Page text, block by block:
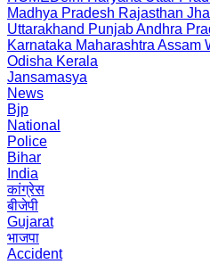
Madhya Pradesh Rajasthan
Uttarakhand PunjabAndhra
Karnataka Maharashtra Assam
Odisha Kerala
Jansamasya
News
Bjp
National
Police
Bihar
India
कांग्रेस
बीजेपी
Gujarat
भाजपा
Accident